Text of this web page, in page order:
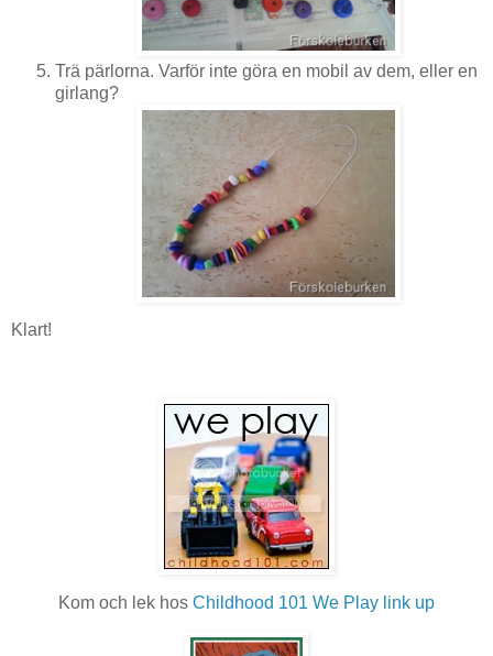
Trä pärlorna. Varför inte göra en mobil av dem, eller en
girlang?
Klart!
Kom och lek hos Childhood 101 We Play link up